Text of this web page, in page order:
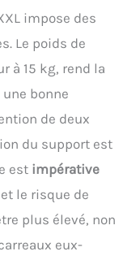
impose des
Le poids de
à 15 kg, rend la
bonne
de deux
du support est
est impérative
le risque de
plus élevé, non
eux-